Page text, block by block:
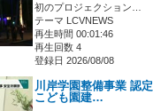
初のプロジェクション…
テーマ LCVNEWS
再生時間 00:01:46
再生回数 4
登録日 2026/08/08
川岸学園整備事業 認定
こども園建…